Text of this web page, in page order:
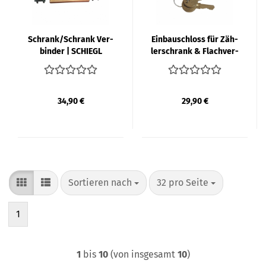
Schrank/Schrank Ver­
bin­der | SCHIEGL
34,90 €
Ein­bau­schloss für Zäh­
ler­schrank & Flach­ver­
tei­ler | SCHIEGL
29,90 €
Sortieren nach
Sortieren nach 32 pro Seite
pro Seite
1
1 bis 10(von insgesamt 10)